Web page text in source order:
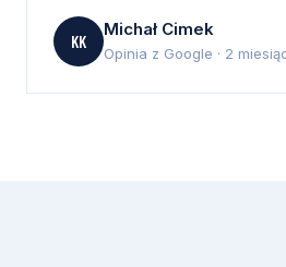
KK
Michał Cimek
Opinia z Google · 2